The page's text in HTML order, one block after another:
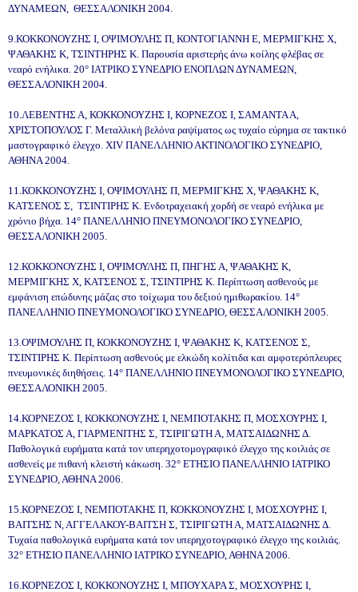
ΔΥΝΑΜΕΩΝ, ΘΕΣΣΑΛΟΝΙΚΗ 2004.
9.ΚΟΚΚΟΝΟΥΖΗΣ Ι, ΟΨΙΜΟΥΛΗΣ Π, ΚΟΝΤΟΓΙΑΝΝΗ Ε, ΜΕΡΜΙΓΚΗΣ Χ,
ΨΑΘΑΚΗΣ Κ, ΤΣΙΝΤΗΡΗΣ Κ. Παρουσία αριστερής άνω κοίλης φλέβας σε
νεαρό ενήλικα. 20° ΙΑΤΡΙΚΟ ΣΥΝΕΔΡΙΟ ΕΝΟΠΛΩΝ ΔΥΝΑΜΕΩΝ,
ΘΕΣΣΑΛΟΝΙΚΗ 2004.
10.ΛΕΒΕΝΤΗΣ Α, ΚΟΚΚΟΝΟΥΖΗΣ Ι, ΚΟΡΝΕΖΟΣ Ι, ΣΑΜΑΝΤΑ Α,
ΧΡΙΣΤΟΠΟΥΛΟΣ Γ. Μεταλλική βελόνα ραψίματος ως τυχαίο εύρημα σε τακτικό
μαστογραφικό έλεγχο. XIV ΠΑΝΕΛΛΗΝΙΟ ΑΚΤΙΝΟΛΟΓΙΚΟ ΣΥΝΕΔΡΙΟ,
ΑΘΗΝΑ 2004.
11.ΚΟΚΚΟΝΟΥΖΗΣ Ι, ΟΨΙΜΟΥΛΗΣ Π, ΜΕΡΜΙΓΚΗΣ Χ, ΨΑΘΑΚΗΣ Κ,
ΚΑΤΣΕΝΟΣ Σ, ΤΣΙΝΤΙΡΗΣ Κ. Ενδοτραχειακή χορδή σε νεαρό ενήλικα με
χρόνιο βήχα. 14° ΠΑΝΕΛΛΗΝΙΟ ΠΝΕΥΜΟΝΟΛΟΓΙΚΟ ΣΥΝΕΔΡΙΟ,
ΘΕΣΣΑΛΟΝΙΚΗ 2005.
12.ΚΟΚΚΟΝΟΥΖΗΣ Ι, ΟΨΙΜΟΥΛΗΣ Π, ΠΗΓΗΣ Α, ΨΑΘΑΚΗΣ Κ,
ΜΕΡΜΙΓΚΗΣ Χ, ΚΑΤΣΕΝΟΣ Σ, ΤΣΙΝΤΙΡΗΣ Κ. Περίπτωση ασθενούς με
εμφάνιση επώδυνης μάζας στο τοίχωμα του δεξιού ημιθωρακίου. 14°
ΠΑΝΕΛΛΗΝΙΟ ΠΝΕΥΜΟΝΟΛΟΓΙΚΟ ΣΥΝΕΔΡΙΟ, ΘΕΣΣΑΛΟΝΙΚΗ 2005.
13.ΟΨΙΜΟΥΛΗΣ Π, ΚΟΚΚΟΝΟΥΖΗΣ Ι, ΨΑΘΑΚΗΣ Κ, ΚΑΤΣΕΝΟΣ Σ,
ΤΣΙΝΤΙΡΗΣ Κ. Περίπτωση ασθενούς με ελκώδη κολίτιδα και αμφοτερόπλευρες
πνευμονικές διηθήσεις. 14° ΠΑΝΕΛΛΗΝΙΟ ΠΝΕΥΜΟΝΟΛΟΓΙΚΟ ΣΥΝΕΔΡΙΟ,
ΘΕΣΣΑΛΟΝΙΚΗ 2005.
14.ΚΟΡΝΕΖΟΣ Ι, ΚΟΚΚΟΝΟΥΖΗΣ Ι, ΝΕΜΠΟΤΑΚΗΣ Π, ΜΟΣΧΟΥΡΗΣ Ι,
ΜΑΡΚΑΤΟΣ Α, ΓΙΑΡΜΕΝΙΤΗΣ Σ, ΤΣΙΡΙΓΩΤΗ Α, ΜΑΤΣΑΙΔΩΝΗΣ Δ.
Παθολογικά ευρήματα κατά τον υπερηχοτομογραφικό έλεγχο της κοιλιάς σε
ασθενείς με πιθανή κλειστή κάκωση. 32° ΕΤΗΣΙΟ ΠΑΝΕΛΛΗΝΙΟ ΙΑΤΡΙΚΟ
ΣΥΝΕΔΡΙΟ, ΑΘΗΝΑ 2006.
15.ΚΟΡΝΕΖΟΣ Ι, ΝΕΜΠΟΤΑΚΗΣ Π, ΚΟΚΚΟΝΟΥΖΗΣ Ι, ΜΟΣΧΟΥΡΗΣ Ι,
ΒΑΙΤΣΗΣ Ν, ΑΓΓΕΛΑΚΟΥ-ΒΑΙΤΣΗ Σ, ΤΣΙΡΙΓΩΤΗ Α, ΜΑΤΣΑΙΔΩΝΗΣ Δ.
Τυχαία παθολογικά ευρήματα κατά τον υπερηχοτογραφικό έλεγχο της κοιλιάς.
32° ΕΤΗΣΙΟ ΠΑΝΕΛΛΗΝΙΟ ΙΑΤΡΙΚΟ ΣΥΝΕΔΡΙΟ, ΑΘΗΝΑ 2006.
16.ΚΟΡΝΕΖΟΣ Ι, ΚΟΚΚΟΝΟΥΖΗΣ Ι, ΜΠΟΥΧΑΡΑ Σ, ΜΟΣΧΟΥΡΗΣ Ι,